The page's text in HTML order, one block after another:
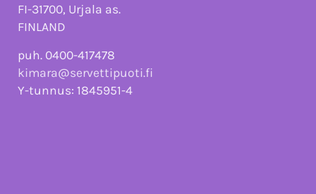
FI-31700, Urjala as.
FINLAND
puh. 0400-417478
kimara@servettipuoti.fi
Y-tunnus: 1845951-4